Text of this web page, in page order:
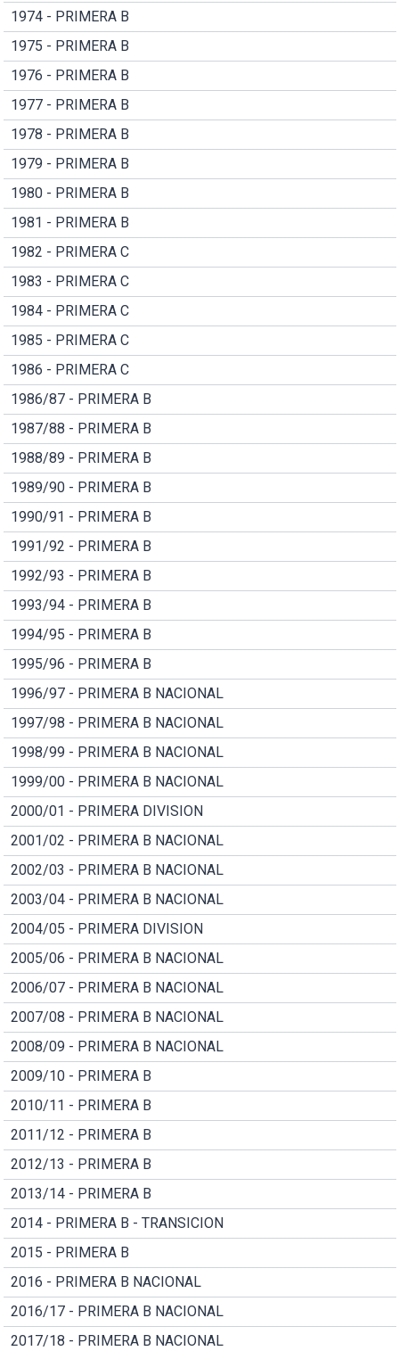
1974 - PRIMERA B
1975 - PRIMERA B
1976 - PRIMERA B
1977 - PRIMERA B
1978 - PRIMERA B
1979 - PRIMERA B
1980 - PRIMERA B
1981 - PRIMERA B
1982 - PRIMERA C
1983 - PRIMERA C
1984 - PRIMERA C
1985 - PRIMERA C
1986 - PRIMERA C
1986/87 - PRIMERA B
1987/88 - PRIMERA B
1988/89 - PRIMERA B
1989/90 - PRIMERA B
1990/91 - PRIMERA B
1991/92 - PRIMERA B
1992/93 - PRIMERA B
1993/94 - PRIMERA B
1994/95 - PRIMERA B
1995/96 - PRIMERA B
1996/97 - PRIMERA B NACIONAL
1997/98 - PRIMERA B NACIONAL
1998/99 - PRIMERA B NACIONAL
1999/00 - PRIMERA B NACIONAL
2000/01 - PRIMERA DIVISION
2001/02 - PRIMERA B NACIONAL
2002/03 - PRIMERA B NACIONAL
2003/04 - PRIMERA B NACIONAL
2004/05 - PRIMERA DIVISION
2005/06 - PRIMERA B NACIONAL
2006/07 - PRIMERA B NACIONAL
2007/08 - PRIMERA B NACIONAL
2008/09 - PRIMERA B NACIONAL
2009/10 - PRIMERA B
2010/11 - PRIMERA B
2011/12 - PRIMERA B
2012/13 - PRIMERA B
2013/14 - PRIMERA B
2014 - PRIMERA B - TRANSICION
2015 - PRIMERA B
2016 - PRIMERA B NACIONAL
2016/17 - PRIMERA B NACIONAL
2017/18 - PRIMERA B NACIONAL